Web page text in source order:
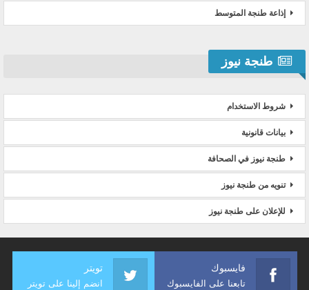
إذاعة طنجة المتوسط
طنجة نيوز
شروط الاستخدام
بيانات قانونية
طنجة نيوز في الصحافة
تنويه من طنجة نيوز
للإعلان على طنجة نيوز
فايسبوك
تابعنا على الفايسبوك
تويتر
انضم إلينا على تويتر